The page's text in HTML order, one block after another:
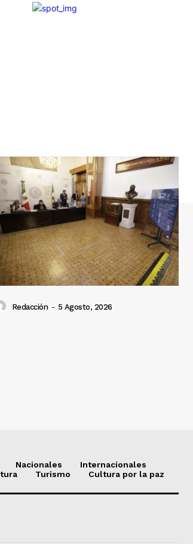
Redacción - 5 Agosto, 2026
Nacionales
Internacionales
Turismo Cultura por la paz